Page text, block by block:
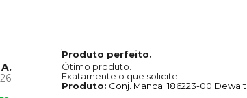
Produto perfeito.
Ótimo produto.
Exatamente o que solicitei.
Produto: Conj. Mancal 186223-00 Dewalt